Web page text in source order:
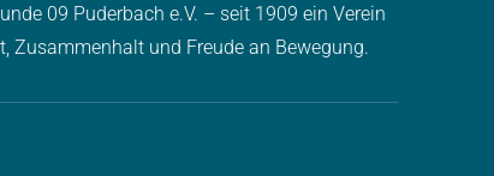
09 Puderbach e.V. – seit 1909 ein Verein
Zusammenhalt und Freude an Bewegung.